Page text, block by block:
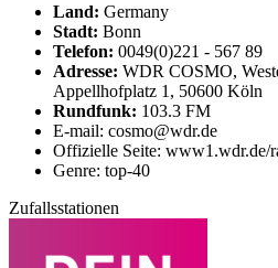
Land: Germany
Stadt: Bonn
Telefon: 0049(0)221 - 567 89
Adresse: WDR COSMO,
Appellhofplatz 1, 50600 Köln
Rundfunk: 103.3 FM
E-mail: cosmo@wdr.de
Offizielle Seite: www1.wdr.de/
Genre: top-40
Zufallsstationen